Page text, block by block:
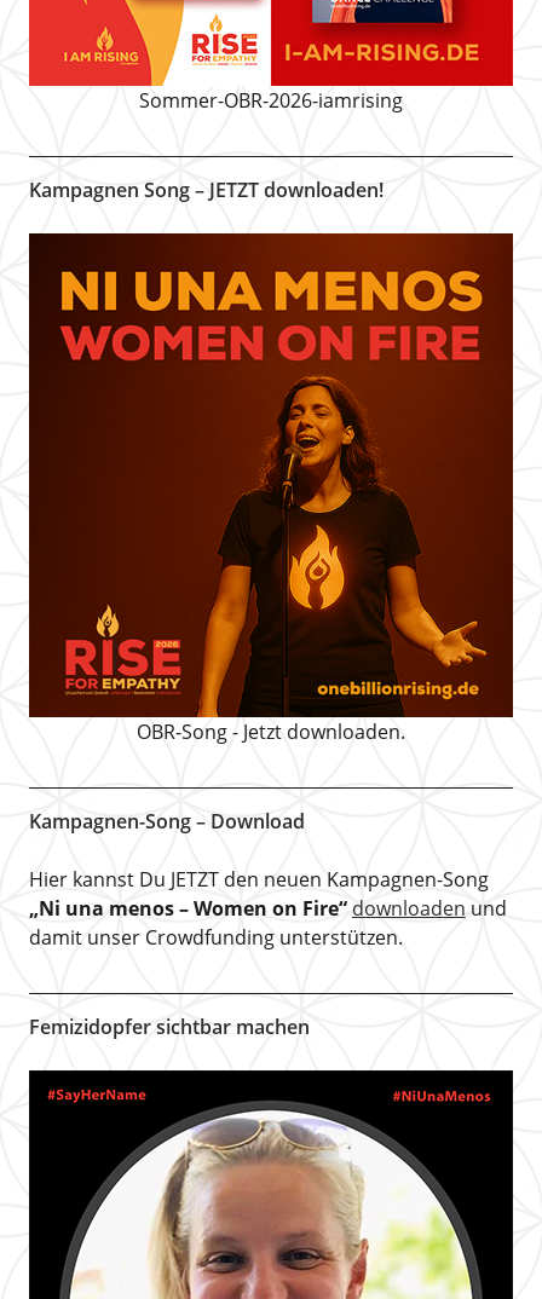
Sommer-OBR-2026-iamrising
Kampagnen Song – JETZT downloaden!
OBR-Song - Jetzt downloaden.
Kampagnen-Song – Download
Hier kannst Du JETZT den neuen Kampagnen-Song
„Ni una menos – Women on Fire“downloaden und
damit unser Crowdfunding unterstützen.
Femizidopfer sichtbar machen